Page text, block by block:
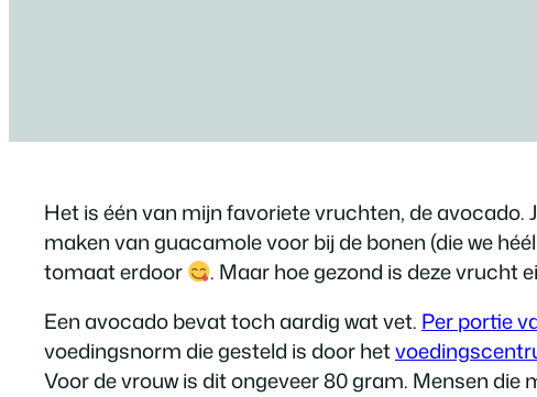
Het is één van mijn favoriete vruchten, de avocado.
maken van guacamole voor bij de bonen (die we
tomaat erdoor
. Maar hoe gezond is deze vrucht
Een avocado bevat toch aardig wat vet. Per portie
voedingsnorm die gesteld is door het
Voor de vrouw is dit ongeveer 80 gram. Mensen die